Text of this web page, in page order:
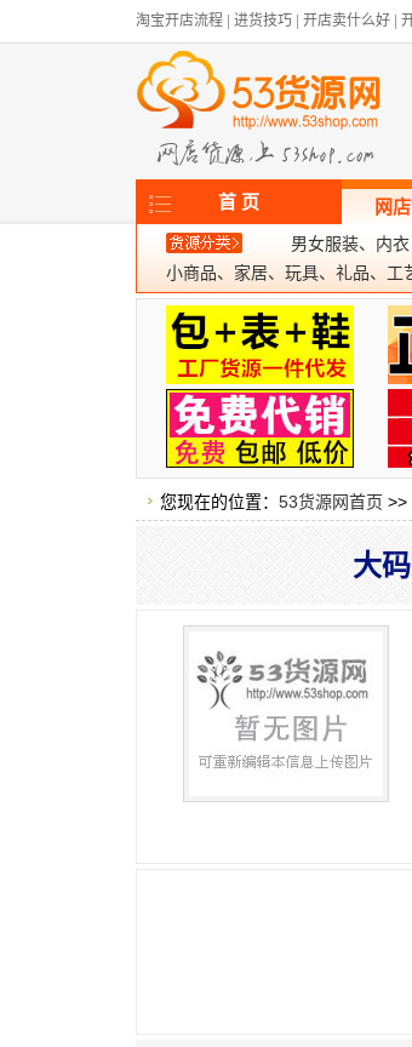
淘宝开店流程 进货技巧 开店卖什么好
首 页 网
男女服装、内衣
小商品、家居、玩具、礼品、工
您现在的位置： 53货源网首页 >>
大